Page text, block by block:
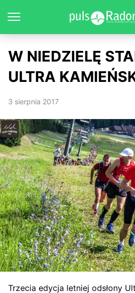
W NIEDZIELĘ
ULTRA
3 sierpnia 2017
Trzecia edycja letniej odsłony